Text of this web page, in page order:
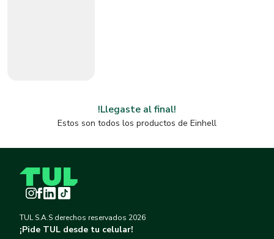
!Llegaste al final!
Estos son todos los productos de Einhell
Instagram
Facebook
LinkedInTikTok
TUL S.A.S derechos reservados 2026
¡Pide TUL desde tu celular!